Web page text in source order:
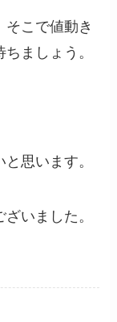
そこで値動き
ましょう。
思います。
いました。